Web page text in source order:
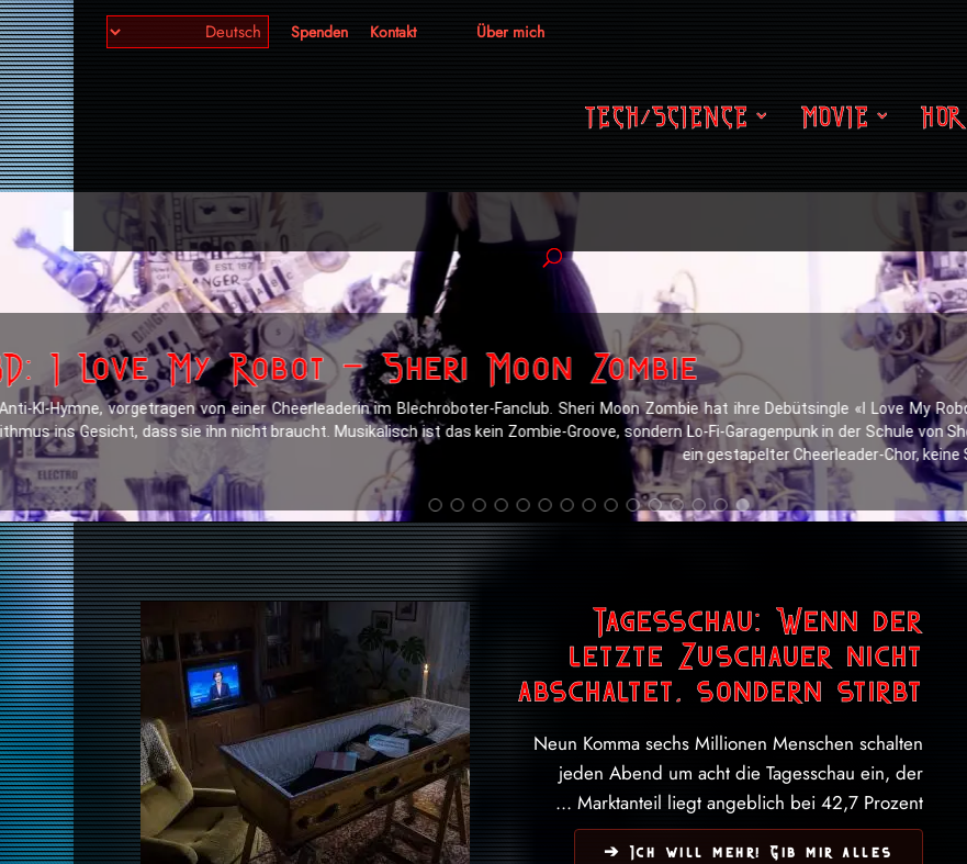
Über mich
Kontakt
Spenden
MOVIE
TECH/SCIENCE
I Love My Robot – Sheri Moon Zombie
KI-Hymne, vorgetragen von einer Cheerleaderin im Blechroboter-Fanclub. Sheri Moon Zombie hat ihre Debütsingle «I Love My
ins Gesicht, dass sie ihn nicht braucht. Musikalisch ist das kein Zombie-Groove, sondern Lo-Fi-Garagenpunk in der Schule von
ein gestapelter Cheerleader-Chor,
Tagesschau: Wenn der
letzte Zuschauer nicht
abschaltet, sondern stirbt
Neun Komma sechs Millionen Menschen schalten
jeden Abend um acht die Tagesschau ein, der
Marktanteil liegt angeblich bei 42,7 Prozent ...
Ich will mehr! Gib mir alles ➔